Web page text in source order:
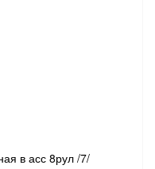
в асс 8рул /7/